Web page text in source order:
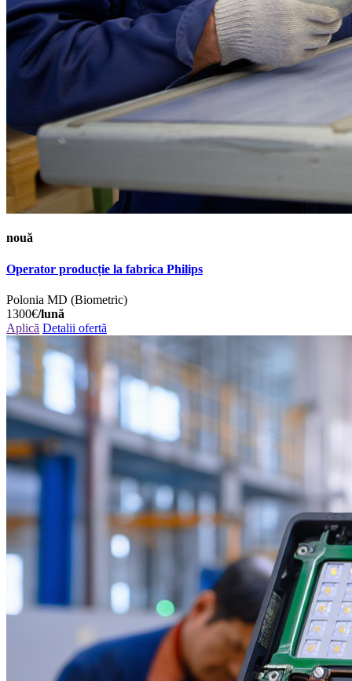
nouă
Operator producție la fabrica Philips
Polonia MD (Biometric)
1300€/lună
Aplică Detalii ofertă